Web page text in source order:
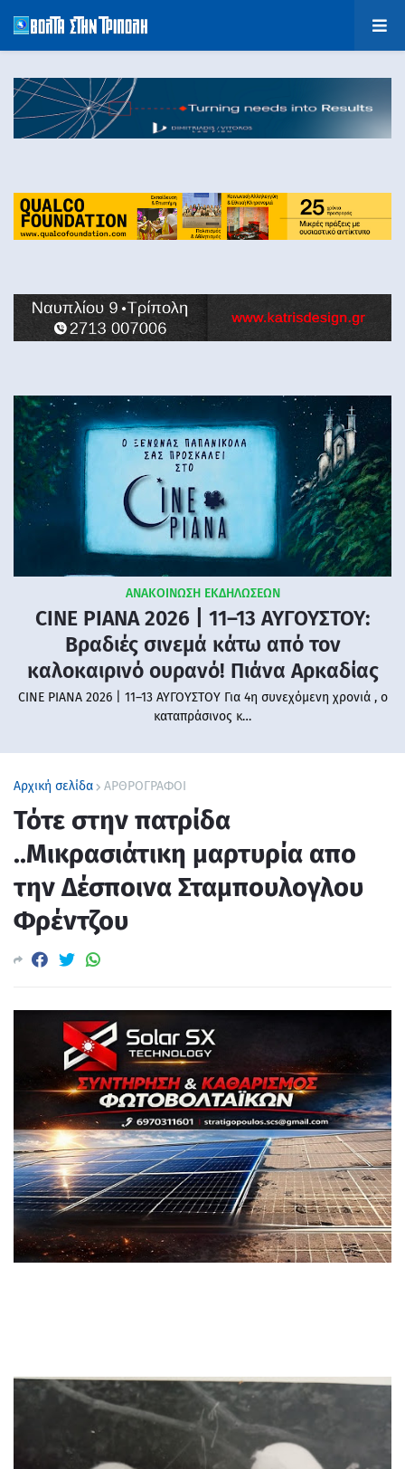
ΑΝΑΚΟΙΝΩΣΗ ΕΚΔΗΛΩΣΕΩΝ
CINE PIANA 2026 | 11–13 ΑΥΓΟΥΣΤΟΥ:
Βραδιές σινεμά κάτω από τον
καλοκαιρινό ουρανό! Πιάνα Αρκαδίας
CINE PIANA 2026 | 11–13 ΑΥΓΟΥΣΤΟΥ Για 4η συνεχόμενη χρονιά , ο
καταπράσινος κ…
Αρχική σελίδα ΑΡΘΡΟΓΡΑΦΟΙ
Τότε στην πατρίδα
..Μικρασιάτικη μαρτυρία απο
την Δέσποινα Σταμπουλογλου
Φρέντζου